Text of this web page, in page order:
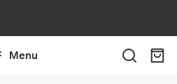
Menu